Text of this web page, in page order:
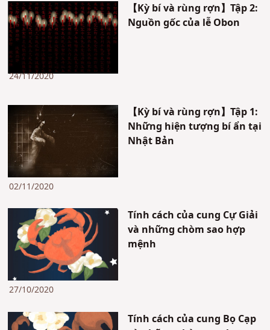
【Kỳ bí và rùng rợn】Tập 2:
Nguồn gốc của lễ Obon
24/11/2020
【Kỳ bí và rùng rợn】Tập 1:
Những hiện tượng bí ẩn tại
Nhật Bản
02/11/2020
Tính cách của cung Cự Giải
và những chòm sao hợp
mệnh
27/10/2020
Tính cách của cung Bọ Cạp